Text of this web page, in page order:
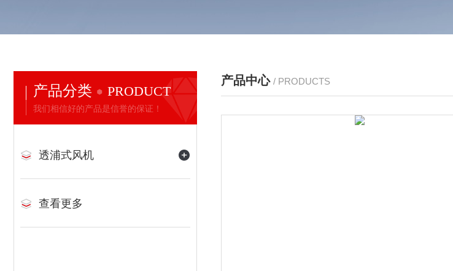
产品分类 PRODUCT
我们相信好的产品是信誉的保证！
透浦式风机
查看更多
产品中心 / PRODUCTS